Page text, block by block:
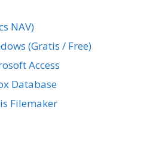
NAV)
(Gratis / Free)
Access
Database
Filemaker